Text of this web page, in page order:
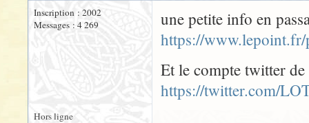
Inscription : 2002
Messages : 4 269
une petite info en
https://
Et le compte twitter de
https://twitter.com/
Hors ligne